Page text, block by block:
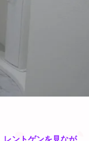
レントゲンを見なが